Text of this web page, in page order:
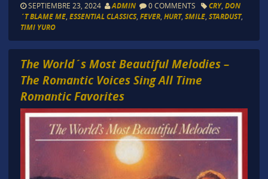
SEPTIEMBRE 23, 2024 ADMIN 0 COMMENTS CRY, DON
´T BLAME ME, ESSENTIAL CLASSICS, FEVER, HURT, SMILE, STARDUST,
TIMI YURO
The World´s Most Beautiful Melodies –
The Romantic Voices Sing All Time
Romantic Favorites